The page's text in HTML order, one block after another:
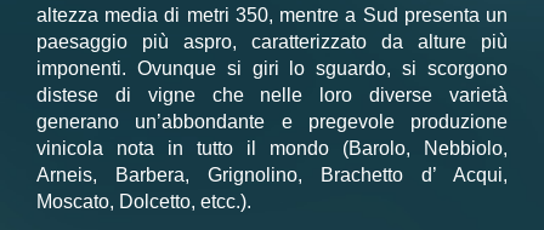
altezza media di metri 350, mentre a Sud presenta un
paesaggio più aspro, caratterizzato da alture più
imponenti. Ovunque si giri lo sguardo, si scorgono
distese di vigne che nelle loro diverse varietà
generano un’abbondante e pregevole produzione
vinicola nota in tutto il mondo (Barolo, Nebbiolo,
Arneis, Barbera, Grignolino, Brachetto d’ Acqui,
Moscato, Dolcetto, etcc.).